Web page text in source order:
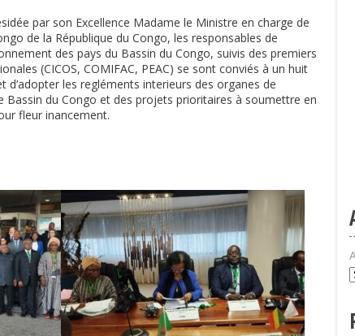
par son Excellence Madame le Ministre en charge de
de la République du Congo, les responsables de
des pays du Bassin du Congo, suivis des premiers
(CICOS, COMIFAC, PEAC) se sont conviés à un huit
d’adopter les regléments interieurs des organes de
Bassin du Congo et des projets prioritaires à soumettre en
fleur inancement.